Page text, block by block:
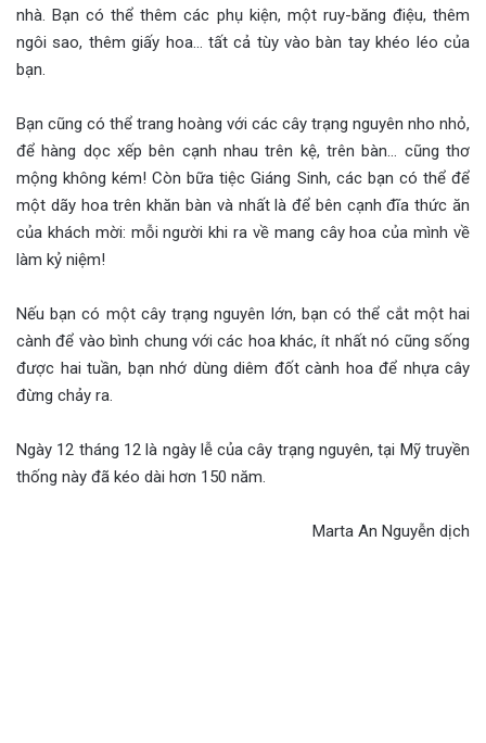
nhà. Bạn có thể thêm các phụ kiện, một ruy-băng điệu, thêm
ngôi sao, thêm giấy hoa… tất cả tùy vào bàn tay khéo léo của
bạn.
Bạn cũng có thể trang hoàng với các cây trạng nguyên nho nhỏ,
để hàng dọc xếp bên cạnh nhau trên kệ, trên bàn… cũng thơ
mộng không kém! Còn bữa tiệc Giáng Sinh, các bạn có thể để
một dãy hoa trên khăn bàn và nhất là để bên cạnh đĩa thức ăn
của khách mời: mỗi người khi ra về mang cây hoa của mình về
làm kỷ niệm!
Nếu bạn có một cây trạng nguyên lớn, bạn có thể cắt một hai
cành để vào bình chung với các hoa khác, ít nhất nó cũng sống
được hai tuần, bạn nhớ dùng diêm đốt cành hoa để nhựa cây
đừng chảy ra.
Ngày 12 tháng 12 là ngày lễ của cây trạng nguyên, tại Mỹ truyền
thống này đã kéo dài hơn 150 năm.
Marta An Nguyễn dịch